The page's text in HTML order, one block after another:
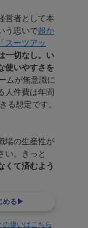
営者として本
う思いで超か
スーツアッ
一切なし。い
使いやすさを
ムが無意識に
人件費は年間
る想定です。
場の生産性が
い。きっと
くて済むよう
める▶
の違いはこちら